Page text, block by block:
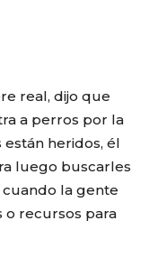
real, dijo que
a perros por la
heridos, él
luego buscarles
la gente
o recursos para